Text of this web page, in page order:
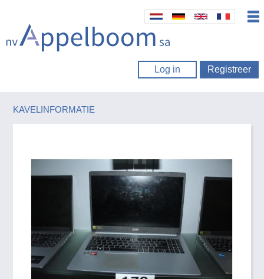
Log in Registreer
KAVELINFORMATIE